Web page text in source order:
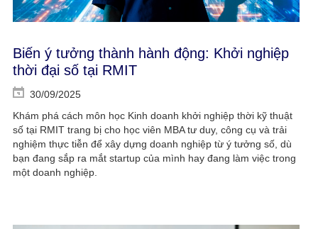
Biến ý tưởng thành hành động: Khởi nghiệp
thời đại số tại RMIT
30/09/2025
Khám phá cách môn học Kinh doanh khởi nghiệp thời kỹ thuật
số tại RMIT trang bị cho học viên MBA tư duy, công cụ và trải
nghiệm thực tiễn để xây dựng doanh nghiệp từ ý tưởng số, dù
bạn đang sắp ra mắt startup của mình hay đang làm việc trong
một doanh nghiệp.